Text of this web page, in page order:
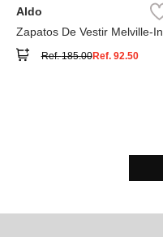
Aldo
Zapatos De Vestir Melville-In
Ref.185.00Ref. 92.50